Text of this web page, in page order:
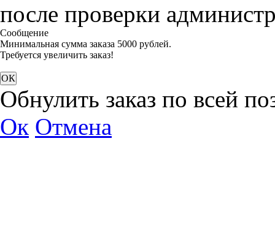
после проверки
Сообщение
Минимальная сумма заказа 5000 рублей.
Требуется увеличить заказ!
Обнулить заказ по всей
Ок Отмена